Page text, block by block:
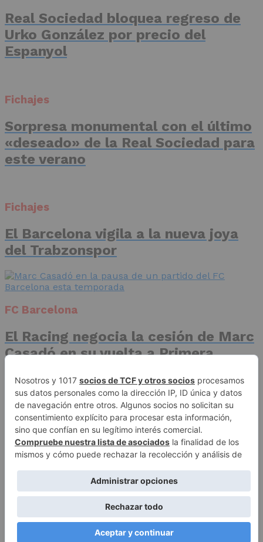
Real Sociedad bloquea regreso de
Urko González por precio del
Espanyol
Fichajes
Sorpresa monumental con el último
«deseado» de la Real Sociedad para
este verano
Fichajes
El Barcelona vigila a la nueva joya
del Trabzonspor
FC Barcelona
El Racing negocia la cesión de Marc
Casadó en su vuelta a Primera
Advertisement
Publicidad
Aviso legal
Política de privacidad
Autores
Contacto
Política editorial
Quiénes somos
ACCESO REDACCIÓN
Automatizaciones, SL